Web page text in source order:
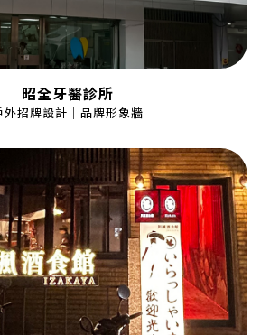
昭全牙醫診所
外招牌設計｜品牌形象牆